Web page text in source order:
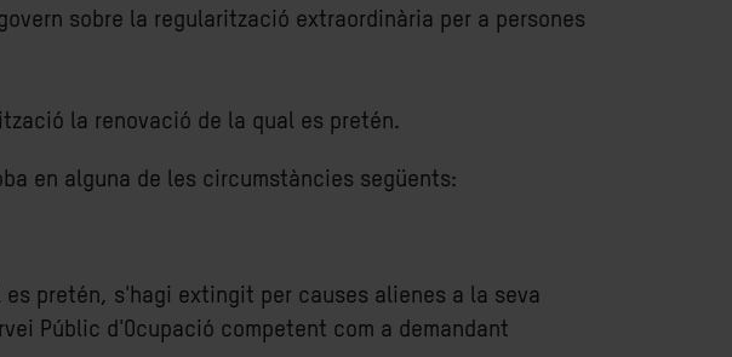
sobre la regularització extraordinària per a persones
la renovació de la qual es pretén.
en alguna de les circumstàncies següents:
pretén, s'hagi extingit per causes alienes a la seva
Públic d'Ocupació competent com a demandant